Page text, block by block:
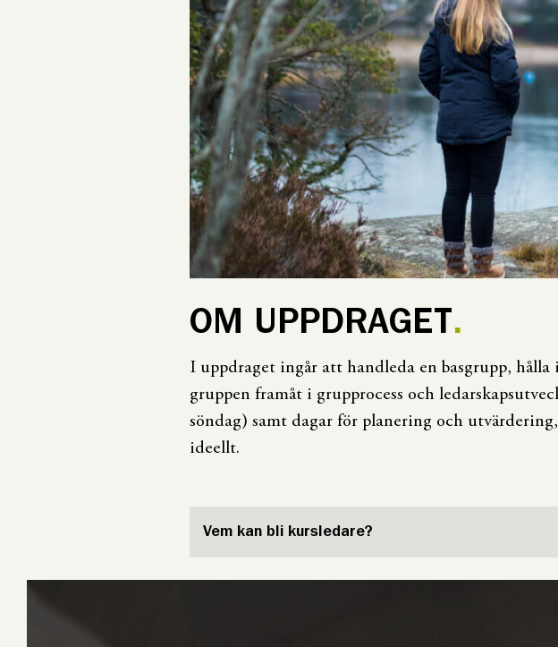
OM UPPDRAGET
I uppdraget ingår att handleda en basgrupp,
gruppen framåt i grupprocess och
söndag) samt dagar för planering och
ideellt.
Vem kan bli kursledare?